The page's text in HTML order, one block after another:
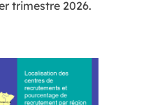
trimestre 2026.